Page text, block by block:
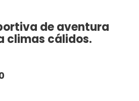
de aventura
climas cálidos.